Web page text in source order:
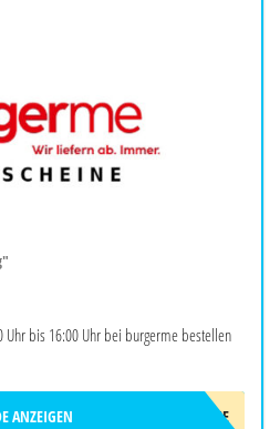
Uhr bis 16:00 Uhr bei burgerme bestellen
LUNCHME
ANZEIGEN